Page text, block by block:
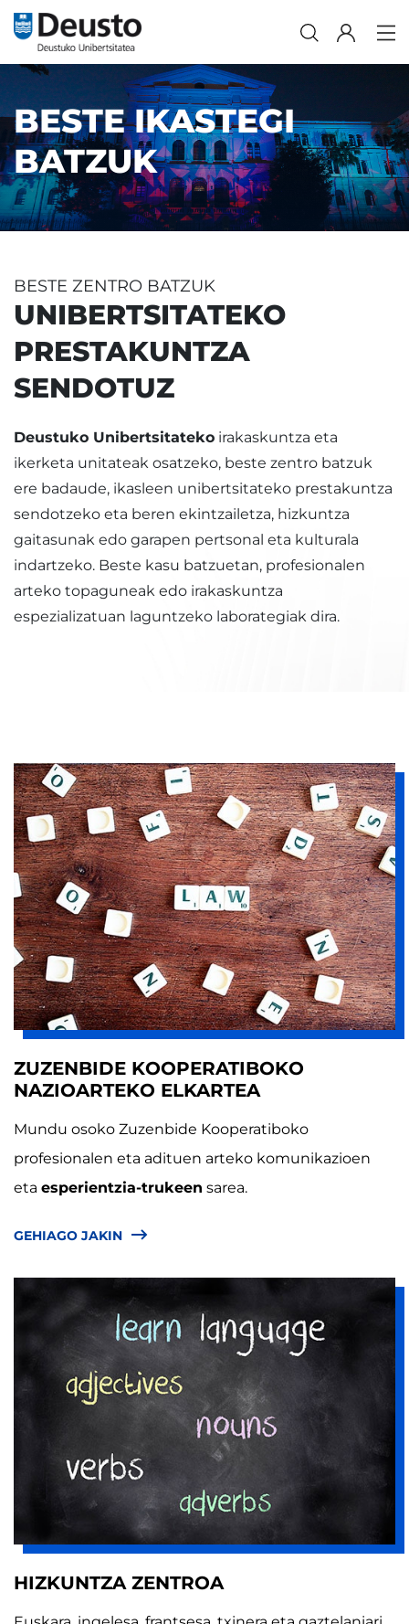
BESTE IKASTEGI
BATZUK
BESTE ZENTRO BATZUK
UNIBERTSITATEKO
PRESTAKUNTZA
SENDOTUZ
Deustuko Unibertsitateko irakaskuntza eta
ikerketa unitateak osatzeko, beste zentro batzuk
ere badaude, ikasleen unibertsitateko prestakuntza
sendotzeko eta beren ekintzailetza, hizkuntza
gaitasunak edo garapen pertsonal eta kulturala
indartzeko. Beste kasu batzuetan, profesionalen
arteko topaguneak edo irakaskuntza
espezializatuan laguntzeko laborategiak dira.
ZUZENBIDE KOOPERATIBOKO
NAZIOARTEKO ELKARTEA
Mundu osoko Zuzenbide Kooperatiboko
profesionalen eta adituen arteko komunikazioen
eta esperientzia-trukeen sarea.
GEHIAGO JAKIN
HIZKUNTZA ZENTROA